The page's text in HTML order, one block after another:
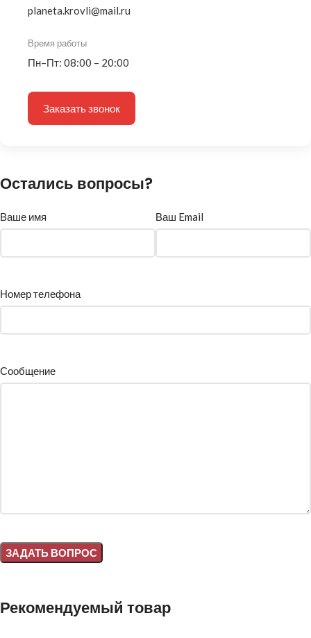
planeta.krovli@mail.ru
Время работы
Пн–Пт: 08:00 – 20:00
Заказать звонок
Остались вопросы?
Ваше имя Ваш Email
Номер телефона
Сообщение
Рекомендуемый товар